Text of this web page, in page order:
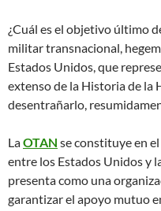
¿Cuál es el objetivo último
militar transnacional,
Estados Unidos, que
extenso de la Historia de la
desentrañarlo,
LaOTAN se constituye en
entre los Estados Unidos y
presenta como una
garantizar el apoyo mutuo